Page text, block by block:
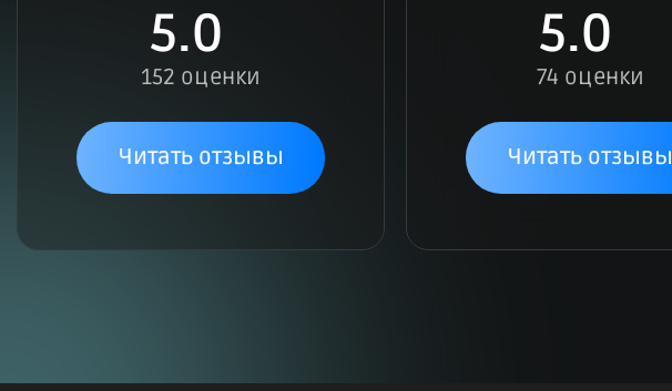
5.0
152 оценки
Читать отзывы
5.0
74 оценки
Читать отзывы